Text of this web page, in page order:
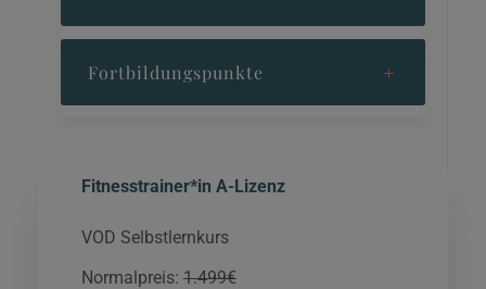
Standard in Präsenz. Teile uns bei Deiner
Buchung bitte die gewünschte
Ausbildungskombination mit.
Fortbildungspunkte
Fitnesstrainer*in A-Lizenz
VOD Selbstlernkurs
Normalpreis: 1.499€